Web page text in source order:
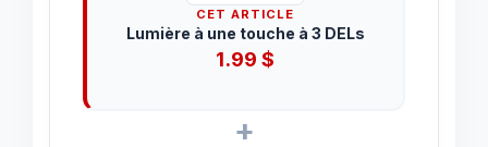
CET ARTICLE
Lumière à une touche à 3 DELs
1.99$
+